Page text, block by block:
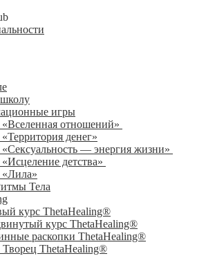
игры
отношений»
денег»
— энергия жизни»
детства»
Тела
курс ThetaHealing®
курс ThetaHealing®
раскопки ThetaHealing®
ThetaHealing®